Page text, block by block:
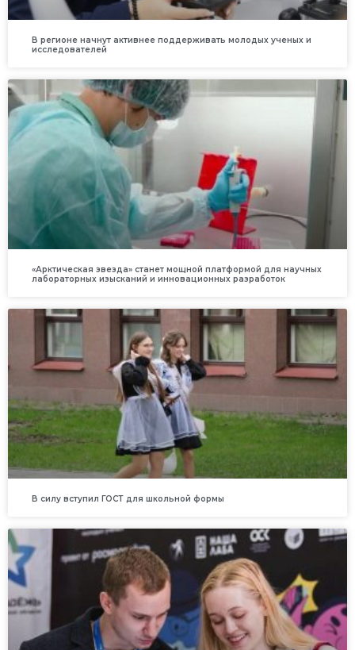
В регионе начнут активнее поддерживать молодых ученых и
исследователей
«Арктическая звезда» станет мощной платформой для научных
лабораторных изысканий и инновационных разработок
В силу вступил ГОСТ для школьной формы